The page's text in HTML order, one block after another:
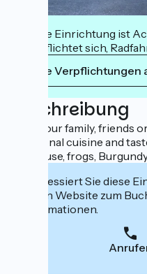
Diese Einrichtung ist
verpflichtet sich,
Ihre Verpflichtungen
Beschreibung
With your family, friends
traditional cuisine and
pôchouse, frogs,
Interessiert Sie diese
deren Website zum
Informationen.